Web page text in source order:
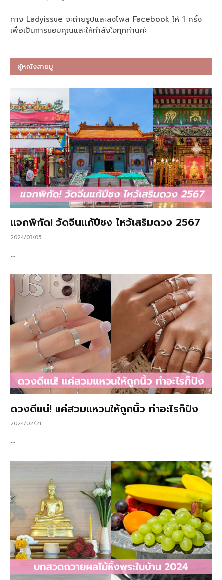
ทาง Ladyissue จะถ่ายรูปและลงโพส Facebook ให้ 1 ครั้ง
เพื่อเป็นการขอบคุณและให้กำลังใจทุกท่านค่ะ
ผู้หญิงสายมู
แจกพิกัด! วัดจีนแก้ปีชง ไหว้เสริมดวง 2567
2024/03/05
…
ดวงดีแน่! แค่สวมแหวนให้ถูกนิ้ว ทำอะไรก็ปัง
2024/02/21
…